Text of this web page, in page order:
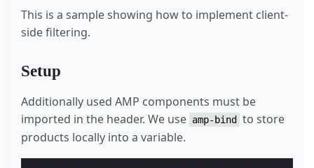
This is a sample showing how to implement client-
side filtering.
Setup
Additionally used AMP components must be
imported in the header. We use amp-bind to store
products locally into a variable.